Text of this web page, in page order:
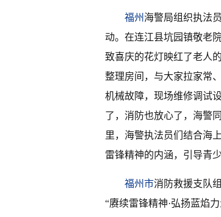
福州 海警局组织执法
动。在连江县坑园镇敬老
致喜庆的花灯映红了老人
整理房间，与大家拉家常
机械故障，现场维修调试
了，消防也放心了，海警
里，海警执法员们结合海
雷锋精神的内涵，引导青
福州市消防救援支队
“赓续雷锋精神·弘扬蓝焰